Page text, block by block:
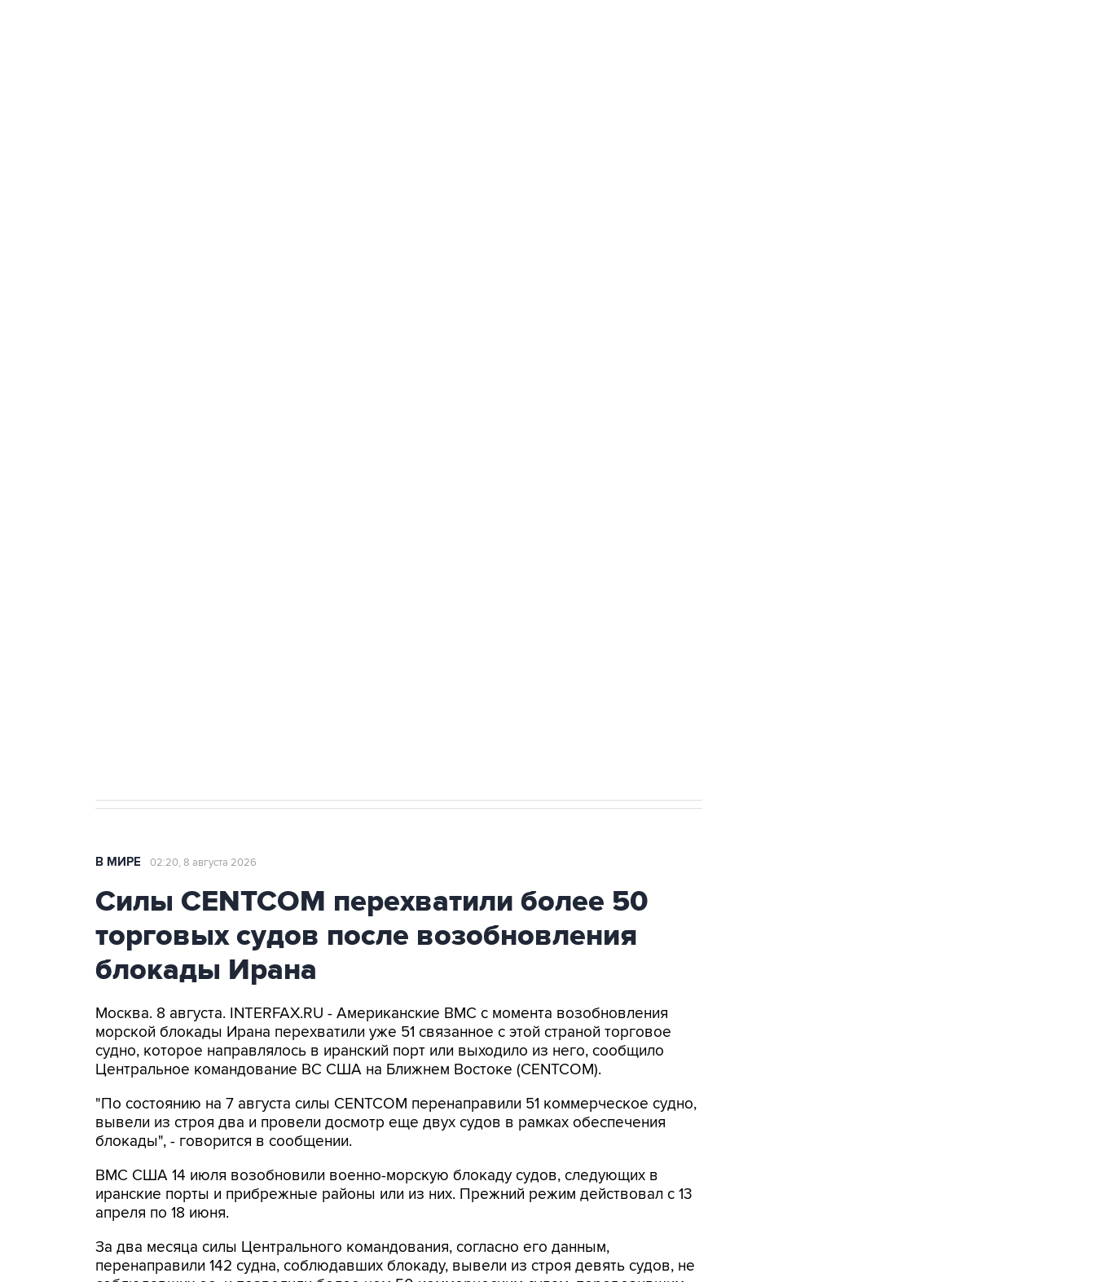
В МИРЕ 02:20, 8 августа 2026
Силы CENTCOM перехватили более 50
торговых судов после возобновления
блокады Ирана
Москва. 8 августа. INTERFAX.RU - Американские ВМС с момента возобновления
морской блокады Ирана перехватили уже 51 связанное с этой страной торговое
судно, которое направлялось в иранский порт или выходило из него, сообщило
Центральное командование ВС США на Ближнем Востоке (CENTCOM).
"По состоянию на 7 августа силы CENTCOM перенаправили 51 коммерческое судно,
вывели из строя два и провели досмотр еще двух судов в рамках обеспечения
блокады", - говорится в сообщении.
ВМС США 14 июля возобновили военно-морскую блокаду судов, следующих в
иранские порты и прибрежные районы или из них. Прежний режим действовал с 13
апреля по 18 июня.
За два месяца силы Центрального командования, согласно его данным,
перенаправили 142 судна, соблюдавших блокаду, вывели из строя девять судов, не